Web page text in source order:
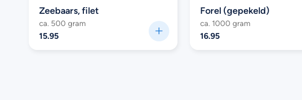
Zeebaars, filet
ca. 500 gram
15.95
Forel (gepekeld)
ca. 1000 gram
16.95